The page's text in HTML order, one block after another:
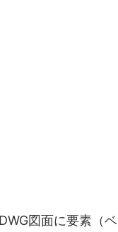
図面に要素（ベ